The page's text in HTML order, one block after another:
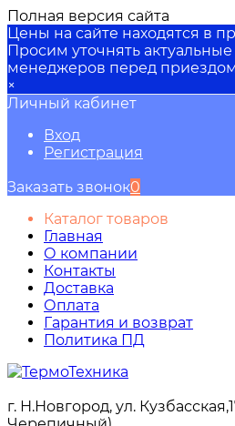
Полная версия сайта
Цены на сайте находятся в
Просим уточнять
менеджеров перед
×
Личный кабинет
Вход
Регистрация
Заказать звонок0
Каталог товаров
Главная
О компании
Контакты
Доставка
Оплата
Гарантия и возврат
Политика ПД
г. Н.Новгород, ул.